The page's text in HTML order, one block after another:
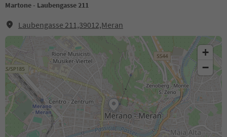
Martone - Laubengasse 211
Laubengasse 211,39012,Meran
+
−